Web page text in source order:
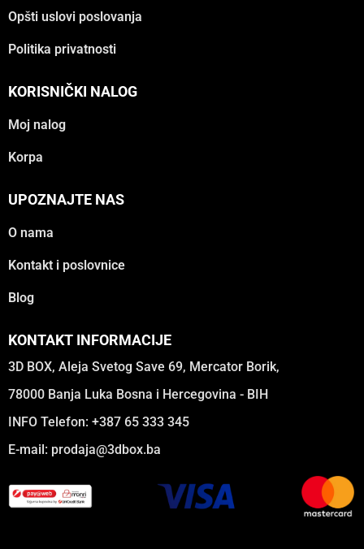
Opšti uslovi poslovanja
Politika privatnosti
KORISNIČKI NALOG
Moj nalog
Korpa
UPOZNAJTE NAS
O nama
Kontakt i poslovnice
Blog
KONTAKT INFORMACIJE
3D BOX, Aleja Svetog Save 69, Mercator Borik,
78000 Banja Luka Bosna i Hercegovina - BIH
INFO Telefon: +387 65 333 345
E-mail: prodaja@3dbox.ba